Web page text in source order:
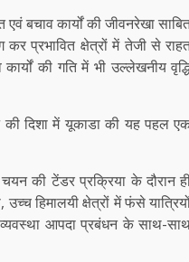
बचाव कार्यों की जीवनरेखा
प्रभावित क्षेत्रों में तेजी से
की गति में भी उल्लेखनीय
की दिशा में यूकाडा की यह पहल
की टेंडर प्रक्रिया के दौरान
हिमालयी क्षेत्रों में फंसे
व्यवस्था आपदा प्रबंधन के साथ-